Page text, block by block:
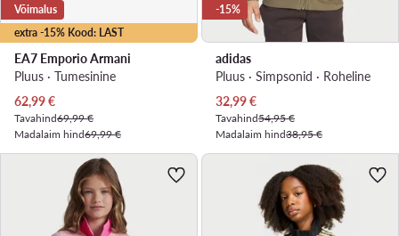
extra -15% Kood: LAST
Võimalus
EA7 Emporio Armani
Pluus · Tumesinine
Praegune hind
62,99€
Tavahind69,99 €
Madalaim hind69,99 €
-15%
adidas
Pluus · Simpsonid · Roheline
Praegune hind
32,99€
Tavahind54,95 €
Madalaim hind38,95 €